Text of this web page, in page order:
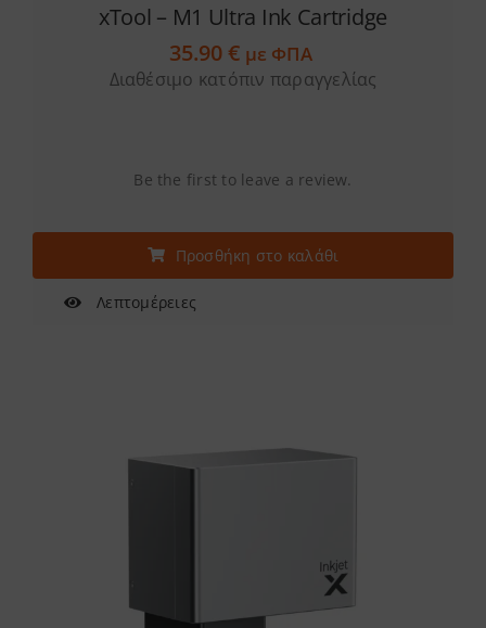
xTool – M1 Ultra Ink Cartridge
35.90€ με ΦΠΑ
Διαθέσιμο κατόπιν παραγγελίας
Be the first to leave a review.
Προσθήκη στο καλάθι
Λεπτομέρειες